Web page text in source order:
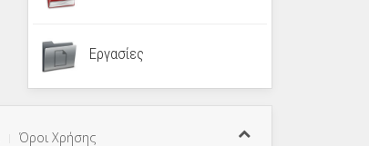
Εργασίες
Όροι Χρήσης